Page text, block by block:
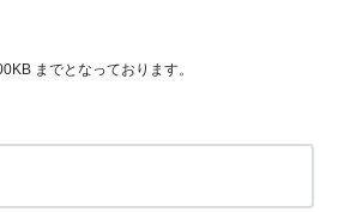
までとなっております。